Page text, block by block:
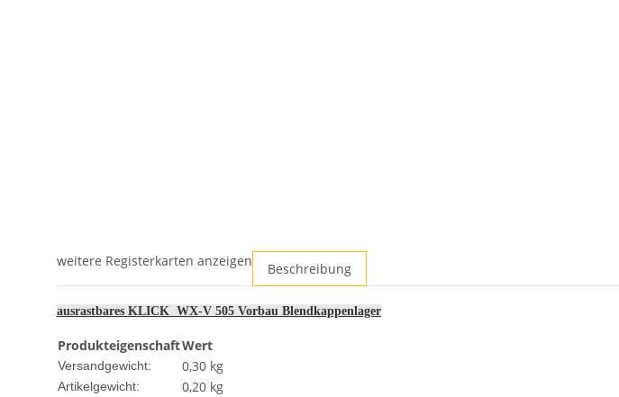
weitere Registerkarten anzeigen Beschreibung
ausrastbares KLICK WX-V 505 Vorbau Blendkappenlager
ProdukteigenschaftWert
Versandgewicht: 0,30 kg
Artikelgewicht: 0,20 kg